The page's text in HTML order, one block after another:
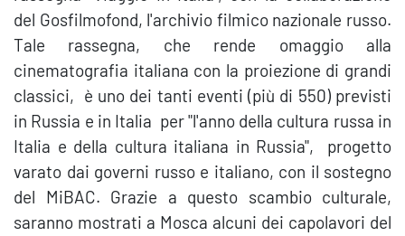
del Gosfilmofond, l'archivio filmico nazionale russo.
Tale rassegna, che rende omaggio alla
cinematografia italiana con la proiezione di grandi
classici, è uno dei tanti eventi (più di 550) previsti
in Russia e in Italia per "l'anno della cultura russa in
Italia e della cultura italiana in Russia", progetto
varato dai governi russo e italiano, con il sostegno
del MiBAC. Grazie a questo scambio culturale,
saranno mostrati a Mosca alcuni dei capolavori del